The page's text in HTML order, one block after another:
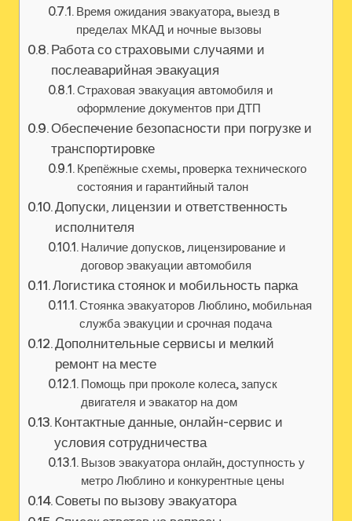
Время ожидания эвакуатора, выезд в
пределах МКАД и ночные вызовы
Работа со страховыми случаями и
послеаварийная эвакуация
Страховая эвакуация автомобиля и
оформление документов при ДТП
Обеспечение безопасности при погрузке и
транспортировке
Крепёжные схемы, проверка технического
состояния и гарантийный талон
Допуски, лицензии и ответственность
исполнителя
Наличие допусков, лицензирование и
договор эвакуации автомобиля
Логистика стоянок и мобильность парка
Стоянка эвакуаторов Люблино, мобильная
служба эвакуции и срочная подача
Дополнительные сервисы и мелкий
ремонт на месте
Помощь при проколе колеса, запуск
двигателя и эвакатор на дом
Контактные данные, онлайн-сервис и
условия сотрудничества
Вызов эвакуатора онлайн, доступность у
метро Люблино и конкурентные цены
Советы по вызову эвакуатора